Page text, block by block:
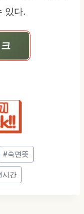
있다.
#숙면뜻
시간